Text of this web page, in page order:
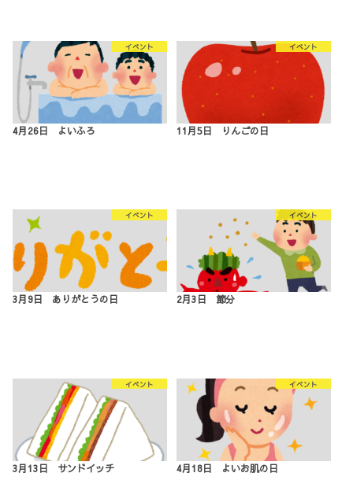
イベント
4月26日 よいふろ
イベント
11月5日 りんごの日
イベント
3月9日 ありがとうの日
イベント
2月3日 節分
イベント
3月13日 サンドイッチ
イベント
4月18日 よいお肌の日